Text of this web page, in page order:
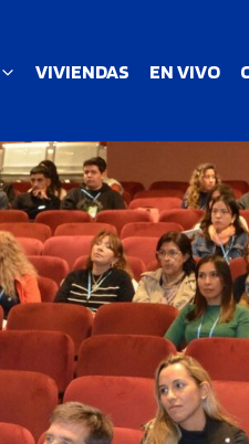
VIVIENDAS EN VIVO